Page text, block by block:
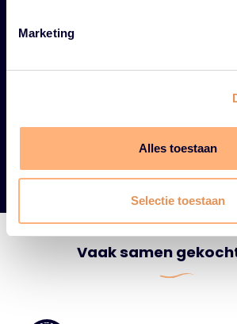
Marketing
Alles toestaan
Selectie toestaan
Vaak samen